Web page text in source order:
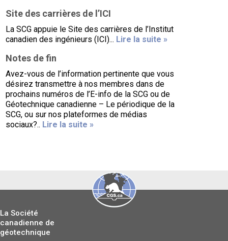
Site des carrières de l’ICI
La SCG appuie le Site des carrières de l’Institut
canadien des ingénieurs (ICI)... Lire la suite »
Notes de fin
Avez-vous de l’information pertinente que vous
désirez transmettre à nos membres dans de
prochains numéros de l’E-info de la SCG ou de
Géotechnique canadienne – Le périodique de la
SCG, ou sur nos plateformes de médias
sociaux?.. Lire la suite »
La Société
canadienne de
géotechnique